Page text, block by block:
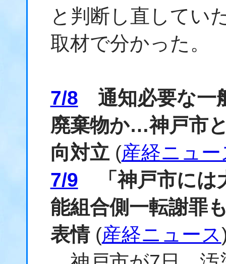
と判断し直してい
取材で分かった。
7/8 通知必要な一
廃棄物か…神戸市
向対立(産経ニュー
7/9 「神戸市には
能組合側一転謝罪
表情(産経ニュース